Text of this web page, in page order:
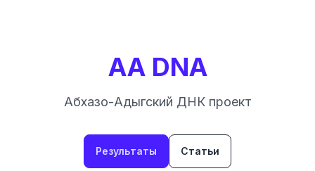
AA DNA
Абхазо-Адыгский ДНК проект
Результаты Статьи